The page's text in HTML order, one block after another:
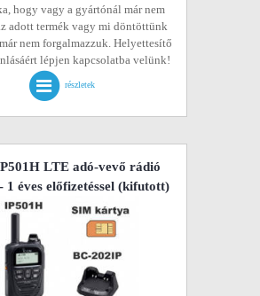
hogy vagy a gyártónál már nem
adott termék vagy mi döntöttünk
nem forgalmazzuk. Helyettesítő
lépjen kapcsolatba velünk!
részletek
LTE adó-vevő rádió
1 éves előfizetéssel(kifutott)